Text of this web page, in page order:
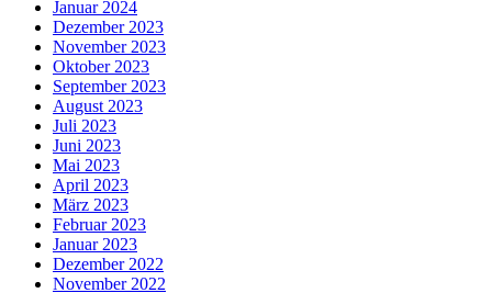
Januar 2024
Dezember 2023
November 2023
Oktober 2023
September 2023
August 2023
Juli 2023
Juni 2023
Mai 2023
April 2023
März 2023
Februar 2023
Januar 2023
Dezember 2022
November 2022